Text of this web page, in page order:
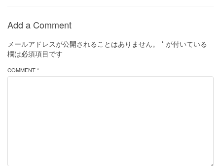
Add a Comment
メールアドレスが公開されることはありません。 * が付いている
欄は必須項目です
COMMENT *